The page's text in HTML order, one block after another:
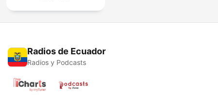
Radios de Ecuador
Radios y Podcasts